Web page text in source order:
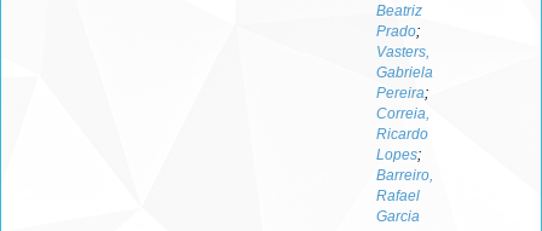
Beatriz
Prado;
Vasters,
Gabriela
Pereira;
Correia,
Ricardo
Lopes;
Barreiro,
Rafael
Garcia